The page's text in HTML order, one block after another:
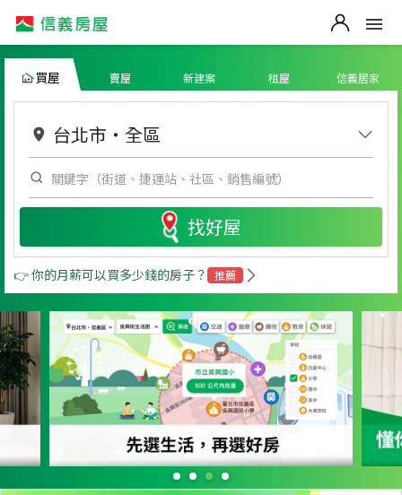
買屋 賣屋 新建案 租屋 信義居家
台北市 ・ 全區
找好屋
👉 你的月薪可以買多少錢的房子？ 推薦